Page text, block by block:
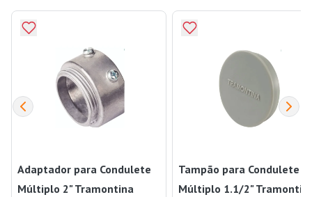
Adaptador para Condulete
Múltiplo 2" Tramontina
Tampão para Condulete
Múltiplo 1.1/2"